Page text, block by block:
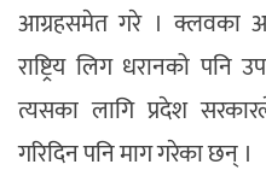
आग्रहसमेत गरे । क्लवका
राष्ट्रिय लिग धरानको पनि
त्यसका लागि प्रदेश
गरिदिन पनि माग गरेका छन् ।